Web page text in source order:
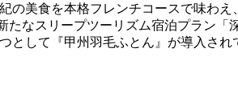
の美食を本格フレンチコースで味わ
たなスリープツーリズム宿泊プラン「
して『甲州羽毛ふとん』が導入され